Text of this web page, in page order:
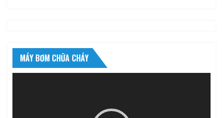
MÁY BƠM CHỮA CHÁY